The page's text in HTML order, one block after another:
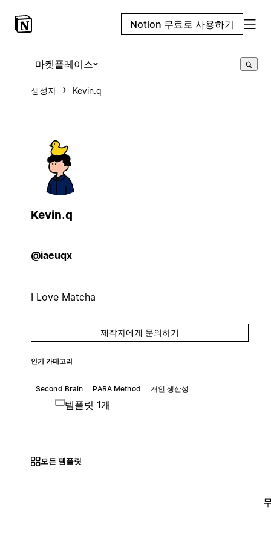
Notion 무료로 사용하기
마켓플레이스
생성자 Kevin.q
Kevin.q
@iaeuqx
I Love Matcha
제작자에게 문의하기
인기 카테고리
Second Brain PARA Method 개인 생산성
템플릿 1개
모든 템플릿